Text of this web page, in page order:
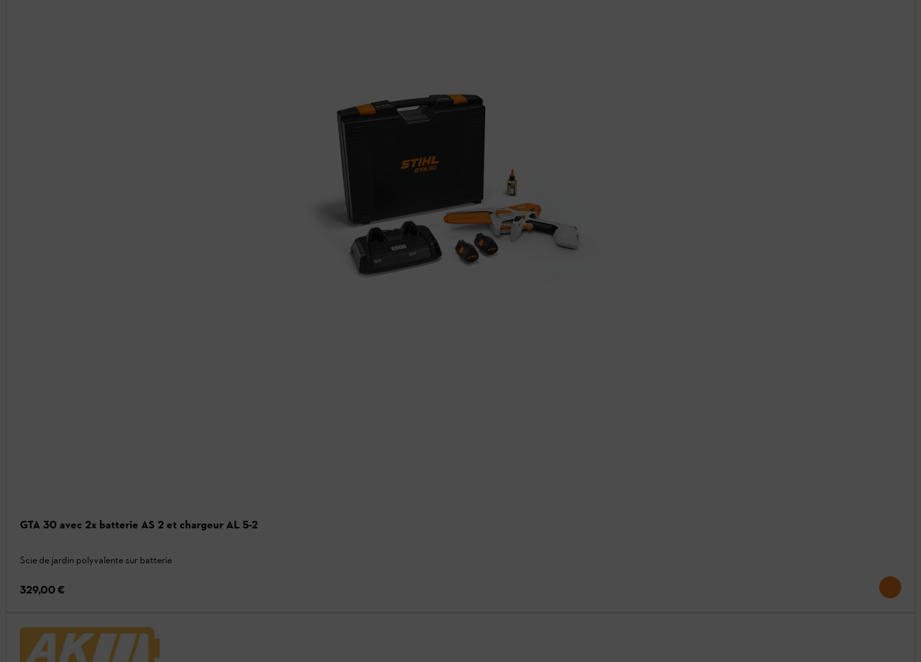
GTA 30 avec 2x batterie AS 2 et chargeur AL 5-2
Scie de jardin polyvalente sur batterie
329,00 €